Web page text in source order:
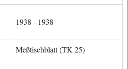
1938 - 1938
Meßtischblatt (TK 25)